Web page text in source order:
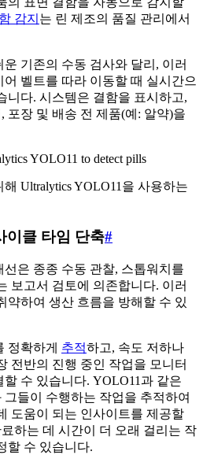
감지 는 린 제조의 품질 관리에서
기존의 수동 검사와 달리, 이러
벨트를 따라 이동할 때 실시간으
니다. 시스템은 결함을 표시하고,
포장 및 배송 전 제품(예: 알약)을
Ultralytics YOLO11을 사용하는
이클 타임 단축#
은 종종 수동 관찰, 스톱워치를
보고서 검토에 의존합니다. 이러
약하여 생산 흐름을 방해할 수 있
정확하게 추적하고, 속도 저하나
전반의 진행 중인 작업을 모니터
수 있습니다. YOLO11과 같은
들이 수행하는 작업을 추적하여
도움이 되는 인사이트를 제공할
하는 데 시간이 더 오래 걸리는 작
할 수 있습니다.